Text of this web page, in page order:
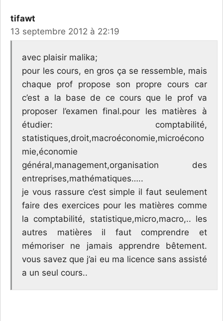
tifawt
13 septembre 2012 à 22:19
avec plaisir malika;
pour les cours, en gros ça se ressemble, mais
chaque prof propose son propre cours car
c’est a la base de ce cours que le prof va
proposer l’examen final.pour les matières à
étudier: comptabilité,
statistiques,droit,macroéconomie,microécono
mie,économie
général,management,organisation des
entreprises,mathématiques…..
je vous rassure c’est simple il faut seulement
faire des exercices pour les matières comme
la comptabilité, statistique,micro,macro,.. les
autres matières il faut comprendre et
mémoriser ne jamais apprendre bêtement.
vous savez que j’ai eu ma licence sans assisté
a un seul cours..